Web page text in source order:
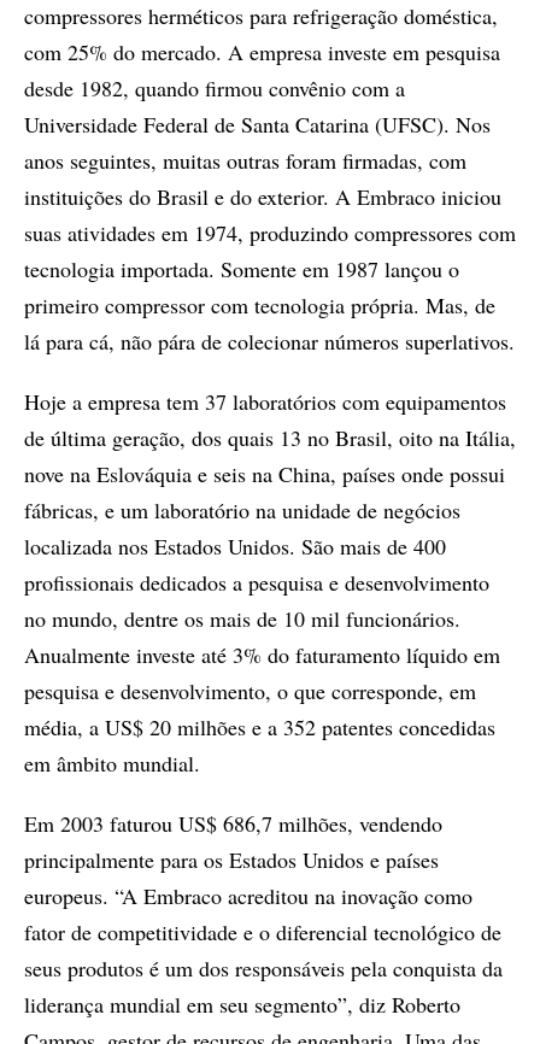
compressores herméticos para refrigeração doméstica,
com 25% do mercado. A empresa investe em pesquisa
desde 1982, quando firmou convênio com a
Universidade Federal de Santa Catarina (UFSC). Nos
anos seguintes, muitas outras foram firmadas, com
instituições do Brasil e do exterior. A Embraco iniciou
suas atividades em 1974, produzindo compressores com
tecnologia importada. Somente em 1987 lançou o
primeiro compressor com tecnologia própria. Mas, de
lá para cá, não pára de colecionar números superlativos.
Hoje a empresa tem 37 laboratórios com equipamentos
de última geração, dos quais 13 no Brasil, oito na Itália,
nove na Eslováquia e seis na China, países onde possui
fábricas, e um laboratório na unidade de negócios
localizada nos Estados Unidos. São mais de 400
profissionais dedicados a pesquisa e desenvolvimento
no mundo, dentre os mais de 10 mil funcionários.
Anualmente investe até 3% do faturamento líquido em
pesquisa e desenvolvimento, o que corresponde, em
média, a US$ 20 milhões e a 352 patentes concedidas
em âmbito mundial.
Em 2003 faturou US$ 686,7 milhões, vendendo
principalmente para os Estados Unidos e países
europeus. “A Embraco acreditou na inovação como
fator de competitividade e o diferencial tecnológico de
seus produtos é um dos responsáveis pela conquista da
liderança mundial em seu segmento”, diz Roberto